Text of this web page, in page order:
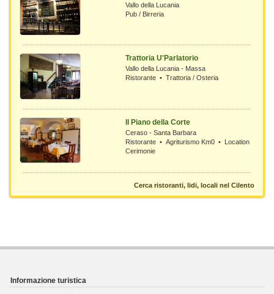
Vallo della Lucania
Pub / Birreria
Trattoria U'Parlatorio
Vallo della Lucania - Massa
Ristorante • Trattoria / Osteria
Il Piano della Corte
Ceraso - Santa Barbara
Ristorante • Agriturismo Km0 • Location
Cerimonie
Cerca ristoranti, lidi, locali nel Cilento
Informazione turistica